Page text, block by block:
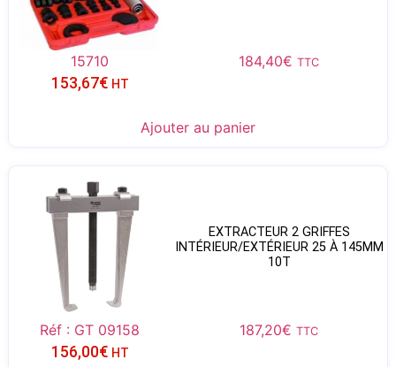
15710 184,40€ TTC
153,67€ HT
Ajouter au panier
EXTRACTEUR 2 GRIFFES
INTÉRIEUR/EXTÉRIEUR 25 À 145MM
10T
Réf : GT 09158 187,20€ TTC
156,00€ HT